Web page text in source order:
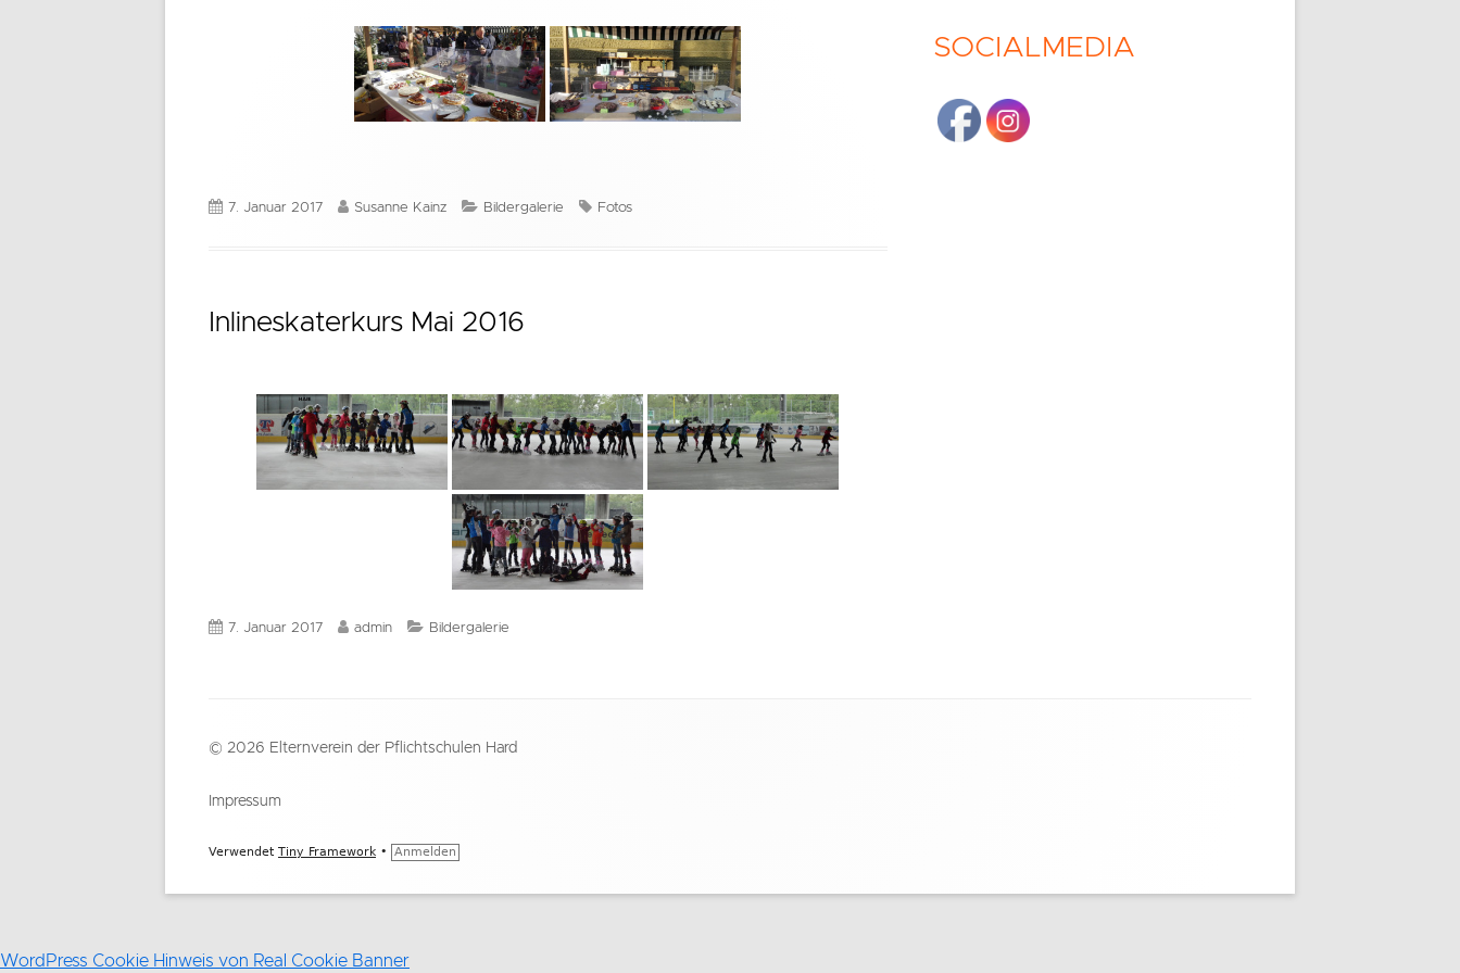
Veröffentlicht
7. Januar 2017 Autor
Susanne Kainz Kategorien
Bildergalerie Schlagwörter
Fotos
Inlineskaterkurs Mai 2016
Veröffentlicht
7. Januar 2017 Autor
admin Kategorien
Bildergalerie
SOCIALMEDIA
Inhalt
© 2026 Elternverein der Pflichtschulen Hard
Impressum
Verwendet Tiny Framework • Anmelden
WordPress Cookie Hinweis von Real Cookie Banner